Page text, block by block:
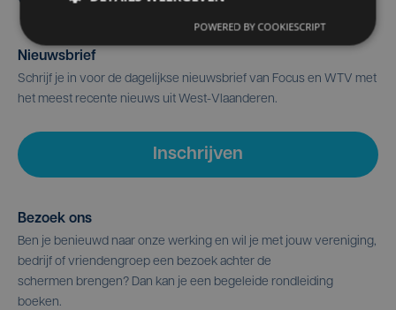
Nieuwsbrief
Schrijf je in voor de dagelijkse nieuwsbrief van Focus en WTV met
het meest recente nieuws uit West-Vlaanderen.
Inschrijven
Bezoek ons
Ben je benieuwd naar onze werking en wil je met jouw vereniging,
bedrijf of vriendengroep een bezoek achter de
schermen brengen? Dan kan je een begeleide rondleiding
boeken.
POWERED BY COOKIESCRIPT